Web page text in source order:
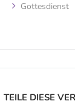
Gottesdienst
TEILE DIESE